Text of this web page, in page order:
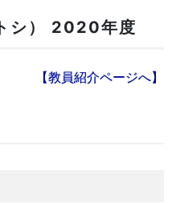
シ） 2020年度
【教員紹介ページへ】